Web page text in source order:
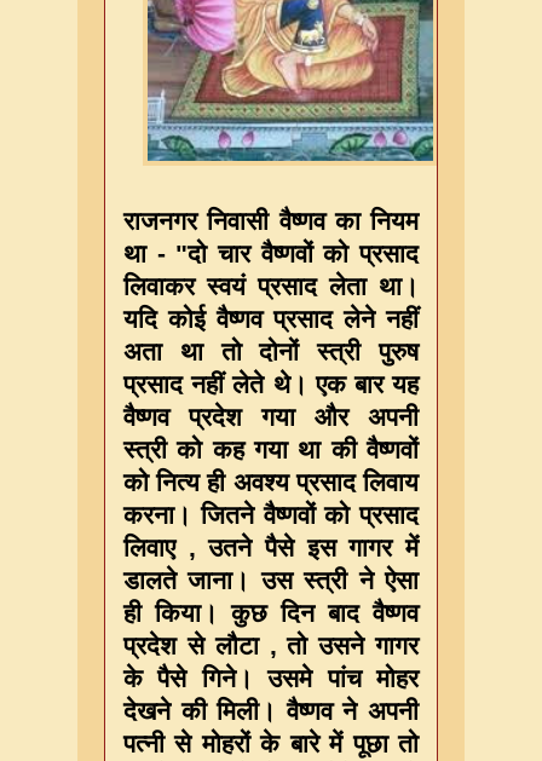
राजनगर निवासी वैष्णव का नियम
था - "दो चार वैष्णवों को प्रसाद
लिवाकर स्वयं प्रसाद लेता था।
यदि कोई वैष्णव प्रसाद लेने नहीं
अता था तो दोनों स्त्री पुरुष
प्रसाद नहीं लेते थे। एक बार यह
वैष्णव प्रदेश गया और अपनी
स्त्री को कह गया था की वैष्णवों
को नित्य ही अवश्य प्रसाद लिवाय
करना। जितने वैष्णवों को प्रसाद
लिवाए , उतने पैसे इस गागर में
डालते जाना। उस स्त्री ने ऐसा
ही किया। कुछ दिन बाद वैष्णव
प्रदेश से लौटा , तो उसने गागर
के पैसे गिने। उसमे पांच मोहर
देखने की मिली। वैष्णव ने अपनी
पत्नी से मोहरों के बारे में पूछा तो